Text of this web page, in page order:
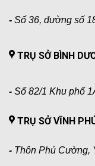
- Số 36, đường số
TRỤ SỞ BÌNH
- Số 82/1 Khu phố
TRỤ SỞ VĨNH
- Thôn Phú Cường,